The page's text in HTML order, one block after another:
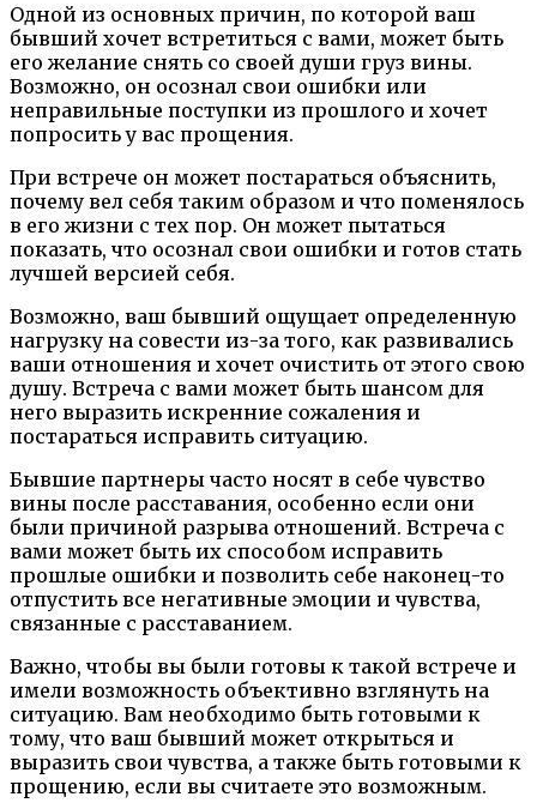
Одной из основных причин, по которой ваш
бывший хочет встретиться с вами, может быть
его желание снять со своей души груз вины.
Возможно, он осознал свои ошибки или
неправильные поступки из прошлого и хочет
попросить у вас прощения.
При встрече он может постараться объяснить,
почему вел себя таким образом и что поменялось
в его жизни с тех пор. Он может пытаться
показать, что осознал свои ошибки и готов стать
лучшей версией себя.
Возможно, ваш бывший ощущает определенную
нагрузку на совести из-за того, как развивались
ваши отношения и хочет очистить от этого свою
душу. Встреча с вами может быть шансом для
него выразить искренние сожаления и
постараться исправить ситуацию.
Бывшие партнеры часто носят в себе чувство
вины после расставания, особенно если они
были причиной разрыва отношений. Встреча с
вами может быть их способом исправить
прошлые ошибки и позволить себе наконец-то
отпустить все негативные эмоции и чувства,
связанные с расставанием.
Важно, чтобы вы были готовы к такой встрече и
имели возможность объективно взглянуть на
ситуацию. Вам необходимо быть готовыми к
тому, что ваш бывший может открыться и
выразить свои чувства, а также быть готовыми к
прощению, если вы считаете это возможным.